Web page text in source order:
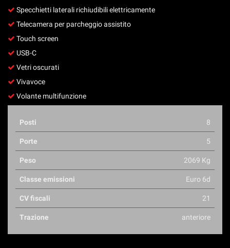
Specchietti laterali richiudibili elettricamente
Telecamera per parcheggio assistito
Touch screen
USB-C
Vetri oscurati
Vivavoce
Volante multifunzione
Posti 8
Porte 5
Peso 2069 Kg
Classe emissioni Euro 6d
CV fiscali 21
Trazione anteriore